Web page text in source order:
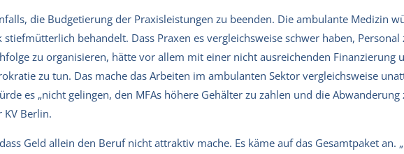
die Budgetierung der Praxisleistungen zu beenden. Die ambulante Medizin
behandelt. Dass Praxen es vergleichsweise schwer haben, Personal
zu organisieren, hätte vor allem mit einer nicht ausreichenden Finanzierung
zu tun. Das mache das Arbeiten im ambulanten Sektor vergleichsweise
es „nicht gelingen, den MFAs höhere Gehälter zu zahlen und die Abwanderung
KV Berlin.
Geld allein den Beruf nicht attraktiv mache. Es käme auf das Gesamtpaket an.